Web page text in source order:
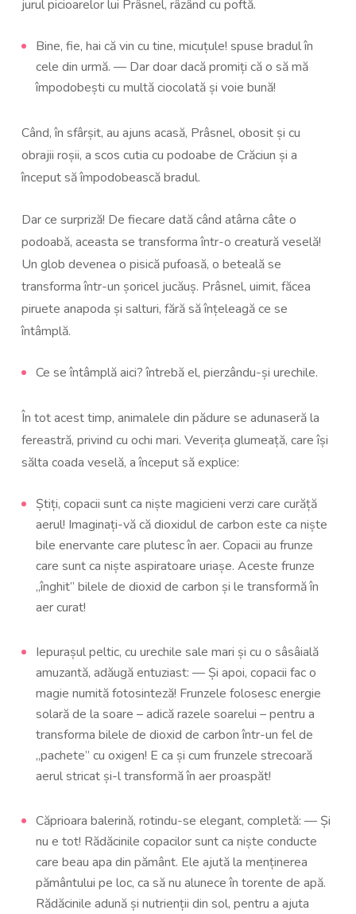
jurul picioarelor lui Prâsnel, râzând cu poftă.
Bine, fie, hai că vin cu tine, micuțule! spuse bradul în
cele din urmă. — Dar doar dacă promiți că o să mă
împodobești cu multă ciocolată și voie bună!
Când, în sfârșit, au ajuns acasă, Prâsnel, obosit și cu
obrajii roșii, a scos cutia cu podoabe de Crăciun și a
început să împodobească bradul.
Dar ce surpriză! De fiecare dată când atârna câte o
podoabă, aceasta se transforma într-o creatură veselă!
Un glob devenea o pisică pufoasă, o beteală se
transforma într-un șoricel jucăuș. Prâsnel, uimit, făcea
piruete anapoda și salturi, fără să înțeleagă ce se
întâmplă.
Ce se întâmplă aici? întrebă el, pierzându-și urechile.
În tot acest timp, animalele din pădure se adunaseră la
fereastră, privind cu ochi mari. Veverița glumeață, care își
sălta coada veselă, a început să explice:
Știți, copacii sunt ca niște magicieni verzi care curăță
aerul! Imaginați-vă că dioxidul de carbon este ca niște
bile enervante care plutesc în aer. Copacii au frunze
care sunt ca niște aspiratoare uriașe. Aceste frunze
„înghit” bilele de dioxid de carbon și le transformă în
aer curat!
Iepurașul peltic, cu urechile sale mari și cu o sâsâială
amuzantă, adăugă entuziast: — Și apoi, copacii fac o
magie numită fotosinteză! Frunzele folosesc energie
solară de la soare – adică razele soarelui – pentru a
transforma bilele de dioxid de carbon într-un fel de
„pachete” cu oxigen! E ca și cum frunzele strecoară
aerul stricat și-l transformă în aer proaspăt!
Căprioara balerină, rotindu-se elegant, completă: — Și
nu e tot! Rădăcinile copacilor sunt ca niște conducte
care beau apa din pământ. Ele ajută la menținerea
pământului pe loc, ca să nu alunece în torente de apă.
Rădăcinile adună și nutrienții din sol, pentru a ajuta